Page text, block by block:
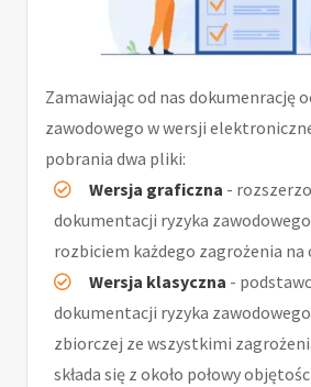
Zamawiając od nas dokumenrację
zawodowego w wersji
pobrania dwa pliki:
Wersja graficzna -
dokumentacji ryzyka
rozbiciem każdego zagrożenia
Wersja klasyczna -
dokumentacji ryzyka
zbiorczej ze wszystkimi
składa się z około połowy